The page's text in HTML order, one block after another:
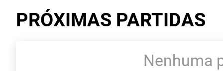
PRÓXIMAS PARTIDAS
Nenhuma